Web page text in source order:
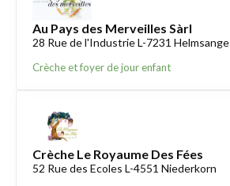
Au Pays des Merveilles Sàrl
28 Rue de l'Industrie L-7231 Helmsange
Crèche et foyer de jour enfant
Crèche Le Royaume Des Fées
52 Rue des Ecoles L-4551 Niederkorn